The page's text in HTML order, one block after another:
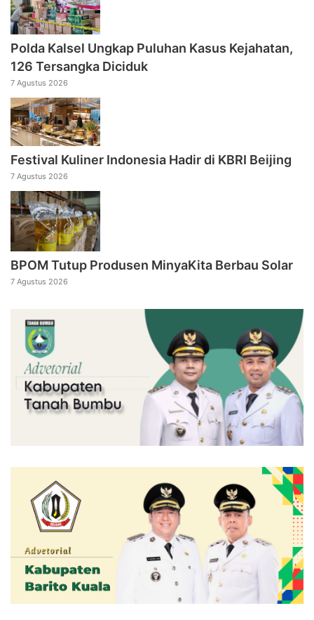
Polda Kalsel Ungkap Puluhan Kasus Kejahatan,
126 Tersangka Diciduk
7 Agustus 2026
Festival Kuliner Indonesia Hadir di KBRI Beijing
7 Agustus 2026
BPOM Tutup Produsen MinyaKita Berbau Solar
7 Agustus 2026